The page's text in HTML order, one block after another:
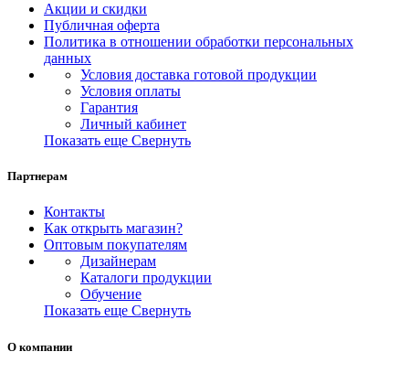
Акции и скидки
Публичная оферта
Политика в отношении обработки персональных
данных
Условия доставка готовой продукции
Условия оплаты
Гарантия
Личный кабинет
Показать еще Свернуть
Партнерам
Контакты
Как открыть магазин?
Оптовым покупателям
Дизайнерам
Каталоги продукции
Обучение
Показать еще Свернуть
О компании